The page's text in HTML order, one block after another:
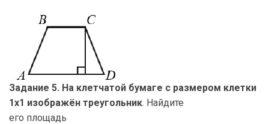
Задание 5. На клетчатой бумаге с размером клетки
1х1 изображён треугольник. Найдите
его площадь